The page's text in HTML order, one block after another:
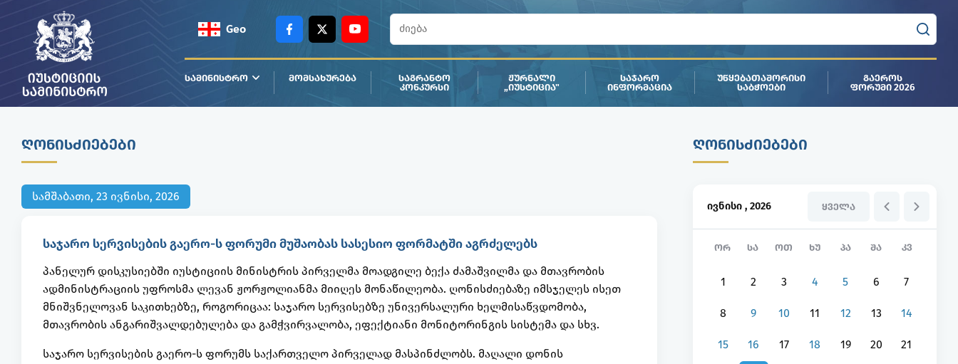
Geo
Eng
ᲡᲐᲛᲘᲜᲘᲡᲢᲠᲝ ᲛᲝᲛᲡᲐᲮᲣᲠᲔᲑᲐ ᲡᲐᲒᲠᲐᲜᲢᲝ
ᲙᲝᲜᲙᲣᲠᲡᲘ
ᲟᲣᲠᲜᲐᲚᲘ
„ᲘᲣᲡᲢᲘᲪᲘᲐ"
ᲡᲐᲯᲐᲠᲝ
ᲘᲜᲤᲝᲠᲛᲐᲪᲘᲐ
ᲣᲬᲧᲔᲑᲐᲗᲐᲨᲝᲠᲘᲡᲘ
ᲡᲐᲑᲭᲝᲔᲑᲘ
ᲒᲐᲔᲠᲝᲡ
ᲤᲝᲠᲣᲛᲘ 2026
ᲦᲝᲜᲘᲡᲫᲘᲔᲑᲔᲑᲘ
სამშაბათი, 23 ივნისი, 2026
საჯარო სერვისების გაერო-ს ფორუმი მუშაობას სასესიო ფორმატში აგრძელებს
პანელურ დისკუსიებში იუსტიციის მინისტრის პირველმა მოადგილე ბექა ძამაშვილმა და მთავრობის
ადმინისტრაციის უფროსმა ლევან ჟორჟოლიანმა მიიღეს მონაწილეობა. ღონისძიებაზე იმსჯელეს ისეთ
მნიშვნელოვან საკითხებზე, როგორიცაა: საჯარო სერვისებზე უნივერსალური ხელმისაწვდომობა,
მთავრობის ანგარიშვალდებულება და გამჭვირვალობა, ეფექტიანი მონიტორინგის სისტემა და სხვ.
საჯარო სერვისების გაერო-ს ფორუმს საქართველო პირველად მასპინძლობს. მაღალი დონის
ᲦᲝᲜᲘᲡᲫᲘᲔᲑᲔᲑᲘ
ივნისი, 2026 ᲧᲕᲔᲚᲐ
ᲝᲠ ᲡᲐ ᲝᲗ ᲮᲣ ᲞᲐ ᲨᲐ ᲙᲕ
1 2 3 4 5 6 7
8 9 10 11 12 13 14
15 16 17 18 19 20 21